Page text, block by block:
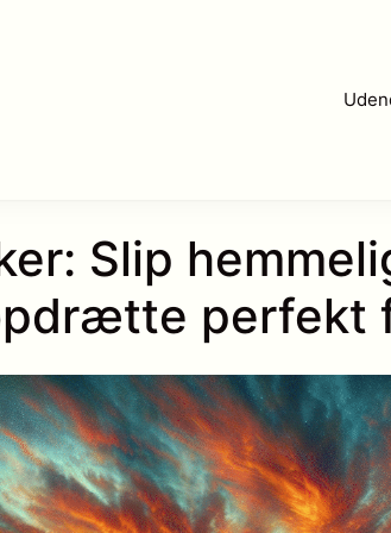
Slip
perfekt